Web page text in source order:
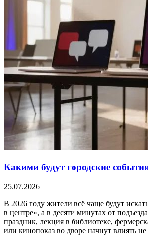
Какими будут городские
25.07.2026
В 2026 году жители всё чаще будут
в центре», а в десяти минутах от
праздник, лекция в библиотеке,
или кинопоказ во дворе начнут влиять